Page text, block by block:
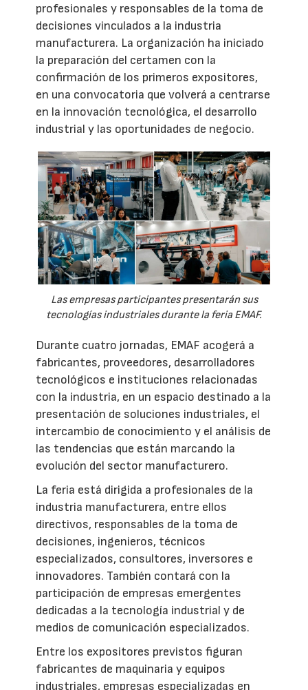
profesionales y responsables de la toma de
decisiones vinculados a la industria
manufacturera. La organización ha iniciado
la preparación del certamen con la
confirmación de los primeros expositores,
en una convocatoria que volverá a centrarse
en la innovación tecnológica, el desarrollo
industrial y las oportunidades de negocio.
Las empresas participantes presentarán sus
tecnologías industriales durante la feria EMAF.
Durante cuatro jornadas, EMAF acogerá a
fabricantes, proveedores, desarrolladores
tecnológicos e instituciones relacionadas
con la industria, en un espacio destinado a la
presentación de soluciones industriales, el
intercambio de conocimiento y el análisis de
las tendencias que están marcando la
evolución del sector manufacturero.
La feria está dirigida a profesionales de la
industria manufacturera, entre ellos
directivos, responsables de la toma de
decisiones, ingenieros, técnicos
especializados, consultores, inversores e
innovadores. También contará con la
participación de empresas emergentes
dedicadas a la tecnología industrial y de
medios de comunicación especializados.
Entre los expositores previstos figuran
fabricantes de maquinaria y equipos
industriales, empresas especializadas en